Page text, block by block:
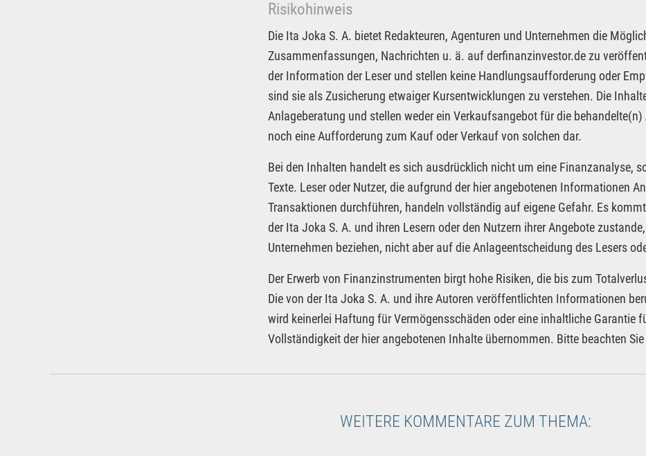
Risikohinweis
Die Ita Joka S. A. bietet Redakteuren, Agenturen und Unternehmen die
Zusammenfassungen, Nachrichten u. ä. auf derfinanzinvestor.de zu
der Information der Leser und stellen keine Handlungsaufforderung oder
sind sie als Zusicherung etwaiger Kursentwicklungen zu verstehen. Die
Anlageberatung und stellen weder ein Verkaufsangebot für die
noch eine Aufforderung zum Kauf oder Verkauf von solchen dar.
Bei den Inhalten handelt es sich ausdrücklich nicht um eine Finanzanalyse,
Texte. Leser oder Nutzer, die aufgrund der hier angebotenen Informationen
Transaktionen durchführen, handeln vollständig auf eigene Gefahr. Es
der Ita Joka S. A. und ihren Lesern oder den Nutzern ihrer Angebote
Unternehmen beziehen, nicht aber auf die Anlageentscheidung des Lesers
Der Erwerb von Finanzinstrumenten birgt hohe Risiken, die bis zum
Die von der Ita Joka S. A. und ihre Autoren veröffentlichten Informationen
wird keinerlei Haftung für Vermögensschäden oder eine inhaltliche Garantie
Vollständigkeit der hier angebotenen Inhalte übernommen. Bitte beachten
WEITERE KOMMENTARE ZUM THEMA: